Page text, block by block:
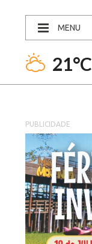
MENU
21°C
PUBLICIDADE